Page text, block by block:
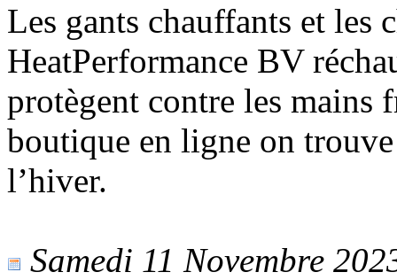
Les gants chauffants et les
HeatPerformance BV
protègent contre les mains
boutique en ligne on
l’hiver.
Samedi 11 Novembre